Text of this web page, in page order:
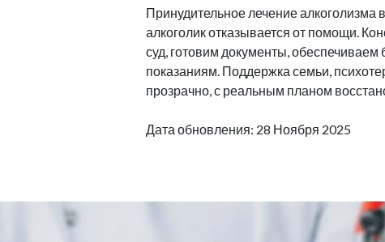
Принудительное лечение алкоголизма
алкоголик отказывается от помощи.
суд, готовим документы,
показаниям. Поддержка семьи,
прозрачно, с реальным планом
Дата обновления: 28 Ноября 2025